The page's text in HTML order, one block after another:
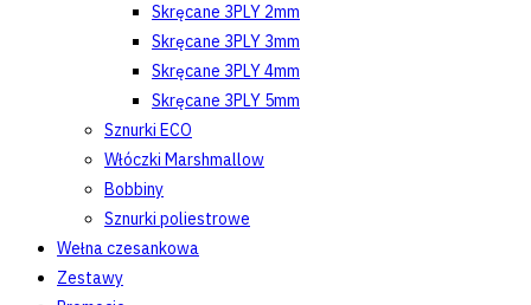
Skręcane 3PLY 2mm
Skręcane 3PLY 3mm
Skręcane 3PLY 4mm
Skręcane 3PLY 5mm
Sznurki ECO
Włóczki Marshmallow
Bobbiny
Sznurki poliestrowe
Wełna czesankowa
Zestawy